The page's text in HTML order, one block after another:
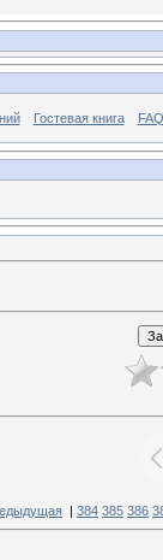
Гостевая книга
384 385 386